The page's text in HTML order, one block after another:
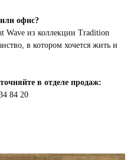
офис?
Wave из коллекции Tradition
в котором хочется жить и
в отделе продаж:
84 20